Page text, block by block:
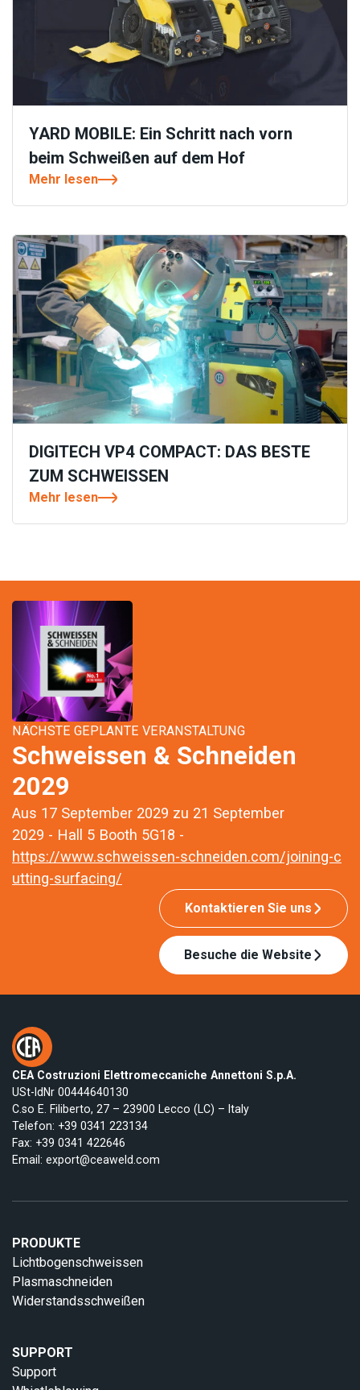
YARD MOBILE: Ein Schritt nach vorn
beim Schweißen auf dem Hof
Mehr lesen
DIGITECH VP4 COMPACT: DAS BESTE
ZUM SCHWEISSEN
Mehr lesen
NÄCHSTE GEPLANTE VERANSTALTUNG
Schweissen & Schneiden
2029
Aus 17 September 2029 zu 21 September
2029 - Hall 5 Booth 5G18 -
https://www.schweissen-schneiden.com/joining-c
utting-surfacing/
Kontaktieren Sie uns
Besuche die Website
CEA Costruzioni Elettromeccaniche Annettoni S.p.A.
USt-IdNr 00444640130
C.so E. Filiberto, 27 – 23900 Lecco (LC) – Italy
Telefon: +39 0341 223134
Fax: +39 0341 422646
Email: export@ceaweld.com
PRODUKTE
Lichtbogenschweissen
Plasmaschneiden
Widerstandsschweißen
SUPPORT
Support